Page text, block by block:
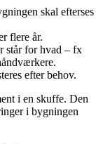
skal efterses
flere år.
står for hvad – fx
efter behov.
i en skuffe. Den
i bygningen